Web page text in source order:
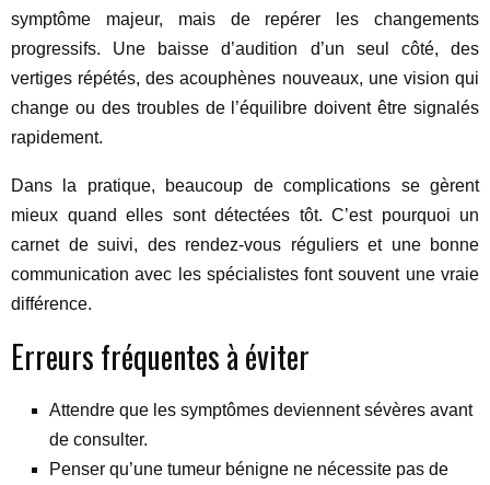
symptôme majeur, mais de repérer les changements
progressifs. Une baisse d’audition d’un seul côté, des
vertiges répétés, des acouphènes nouveaux, une vision qui
change ou des troubles de l’équilibre doivent être signalés
rapidement.
Dans la pratique, beaucoup de complications se gèrent
mieux quand elles sont détectées tôt. C’est pourquoi un
carnet de suivi, des rendez-vous réguliers et une bonne
communication avec les spécialistes font souvent une vraie
différence.
Erreurs fréquentes à éviter
Attendre que les symptômes deviennent sévères avant
de consulter.
Penser qu’une tumeur bénigne ne nécessite pas de